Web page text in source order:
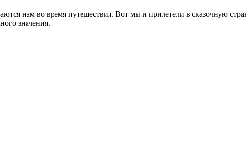
нам во время путешествия. Вот мы и прилетели в сказочную
значения.